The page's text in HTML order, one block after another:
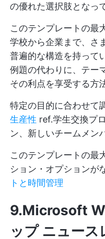
の優れた選択肢となっ
このテンプレートの最
学校から企業まで、さ
普遍的な構造を持って
例題の代わりに、テー
その利点を享受する方
特定の目的に合わせて
生産性 ref.学生交換プ
ン、新しいチームメン
このテンプレートの最
ション・オプションが
トと時間管理
9.Microsoft
ップ ニュース